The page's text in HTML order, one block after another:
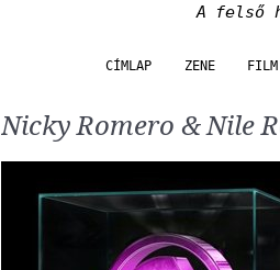
A felső
CÍMLAP ZENE FILM
Nicky Romero & Nile